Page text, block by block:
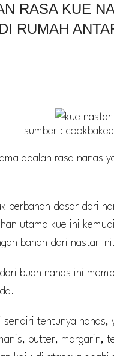
RASA KUE
RUMAH
sumber :
adalah rasa nanas
berbahan dasar dari
utama kue ini
bahan dari nastar ini.
buah nanas ini
tentunya nanas,
butter, margarin,